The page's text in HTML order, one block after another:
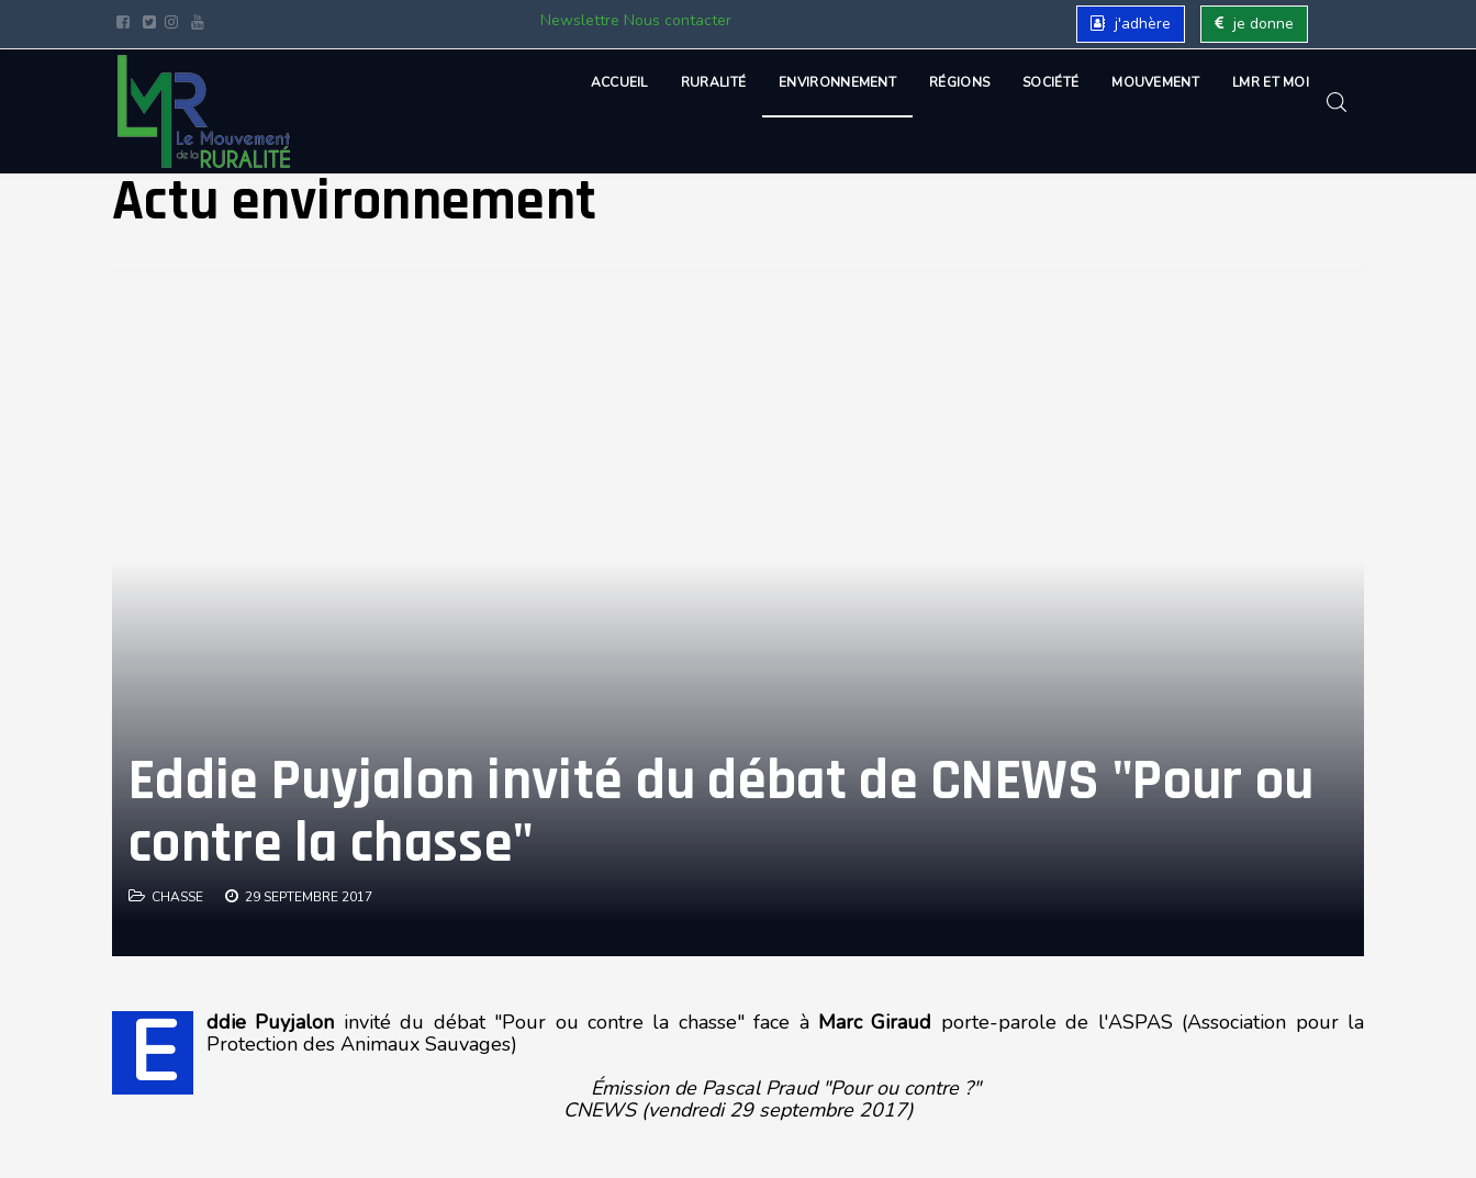
Newslettre Nous contacter j'adhère je donne
ACCUEIL RURALITÉ ENVIRONNEMENT RÉGIONS SOCIÉTÉ MOUVEMENT LMR ET MOI
Actu environnement
Eddie Puyjalon invité du débat de CNEWS "Pour ou
contre la chasse"
CHASSE 29 SEPTEMBRE 2017
E ddie Puyjalon invité du débat "Pour ou contre la chasse" face à Marc Giraud porte-parole de l'ASPAS (Association pour la
Protection des Animaux Sauvages)
Émission de Pascal Praud "Pour ou contre ?"
CNEWS (vendredi 29 septembre 2017)